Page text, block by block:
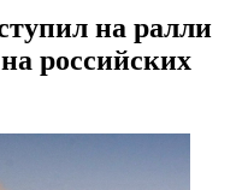
на ралли
российских